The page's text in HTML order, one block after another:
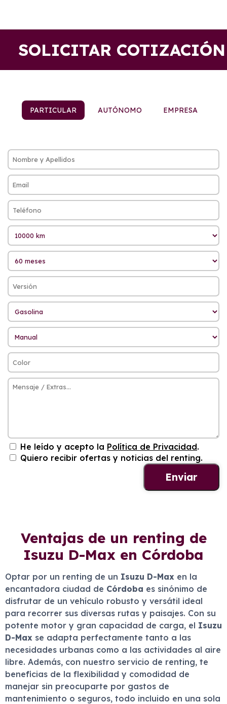
SOLICITAR COTIZACIÓN
PARTICULAR AUTÓNOMO EMPRESA
He leído y acepto la Política de Privacidad.
Quiero recibir ofertas y noticias del renting.
Ventajas de un renting de
Isuzu D-Max en Córdoba
Optar por un renting de un Isuzu D-Max en la
encantadora ciudad de Córdoba es sinónimo de
disfrutar de un vehículo robusto y versátil ideal
para recorrer sus diversas rutas y paisajes. Con su
potente motor y gran capacidad de carga, el Isuzu
D-Max se adapta perfectamente tanto a las
necesidades urbanas como a las actividades al aire
libre. Además, con nuestro servicio de renting, te
beneficias de la flexibilidad y comodidad de
manejar sin preocuparte por gastos de
mantenimiento o seguros, todo incluido en una sola